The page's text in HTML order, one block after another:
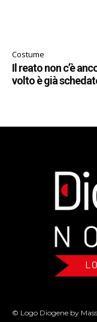
Costume
Il reato non c’è
volto è già
© Logo Diogene by